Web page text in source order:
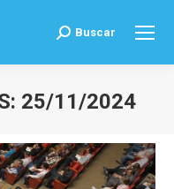
Buscar:
Buscar
25/11/2024